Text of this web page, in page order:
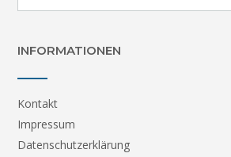
INFORMATIONEN
Kontakt
Impressum
Datenschutzerklärung